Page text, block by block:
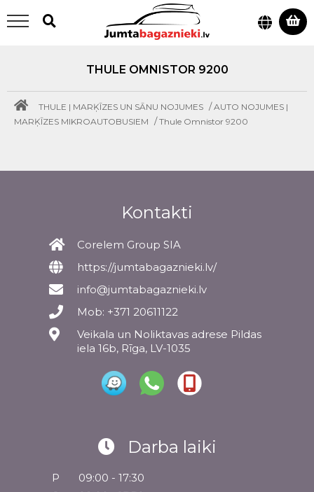
THULE OMNISTOR 9200
THULE | MARĶĪZES UN SĀNU NOJUMES /AUTO NOJUMES |
MARĶĪZES MIKROAUTOBUSIEM /Thule Omnistor 9200
Kontakti
Corelem Group SIA
https://jumtabagaznieki.lv/
info@jumtabagaznieki.lv
Mob: +371 20611122
Veikala un Noliktavas adrese Pildas
iela 16b, Rīga, LV-1035
Darba laiki
P
09:00 - 17:30